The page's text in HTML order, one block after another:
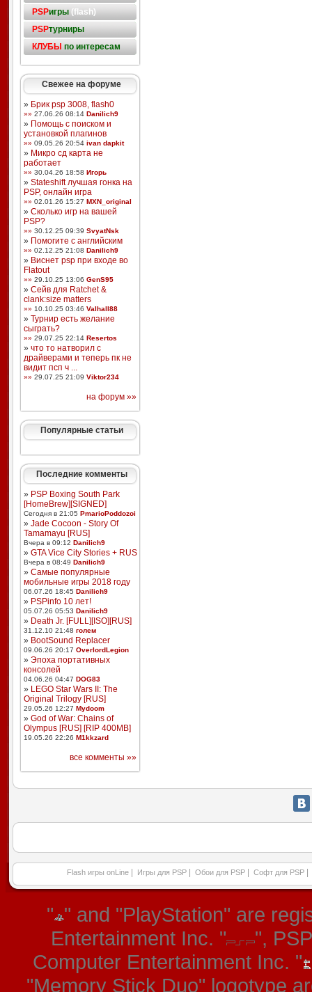
PSPигры(flash)
PSPтурниры
КЛУБЫ по интересам
Свежее на форуме
» Брик psp 3008, flash0
»» 27.06.26 08:14 Danilich9
» Помощь с поиском и
установкой плагинов
»» 09.05.26 20:54 ivan dapkit
» Микро сд карта не
работает
»» 30.04.26 18:58 Игорь
» Stateshift лучшая гонка на
PSP, онлайн игра
»» 02.01.26 15:27 MXN_original
» Сколько игр на вашей
PSP?
»» 30.12.25 09:39 SvyatNsk
» Помогите с английским
»» 02.12.25 21:08 Danilich9
» Виснет psp при входе во
Flatout
»» 29.10.25 13:06 GenS95
» Сейв для Ratchet &
clank:size matters
»» 10.10.25 03:46 Valhall88
» Турнир есть желание
сыграть?
»» 29.07.25 22:14 Resertos
» что то натворил с
драйверами и теперь пк не
видит псп ч ...
»» 29.07.25 21:09 Viktor234
на форум »»
Популярные статьи
Последние комменты
» PSP Boxing South Park
[HomeBrew][SIGNED]
Сегодня в 21:05 PmarioPoddozoi
» Jade Cocoon - Story Of
Tamamayu [RUS]
Вчера в 09:12 Danilich9
» GTA Vice City Stories + RUS
Вчера в 08:49 Danilich9
» Самые популярные
мобильные игры 2018 году
06.07.26 18:45 Danilich9
» PSPinfo 10 лет!
05.07.26 05:53 Danilich9
» Death Jr. [FULL][ISO][RUS]
31.12.10 21:48 голем
» BootSound Replacer
09.06.26 20:17 OverlordLegion
» Эпоха портативных
консолей
04.06.26 04:47 DOG83
» LEGO Star Wars II: The
Original Trilogy [RUS]
29.05.26 12:27 Mydoom
» God of War: Chains of
Olympus [RUS] [RIP 400MB]
19.05.26 22:26 M1kkzard
все комменты »»
Flash игры onLine Игры для PSP Обои для PSP Софт для PSP
" " and "PlayStation" are
Entertainment Inc. "
",
Computer Entertainment Inc. "
"Memory Stick Duo" logotype